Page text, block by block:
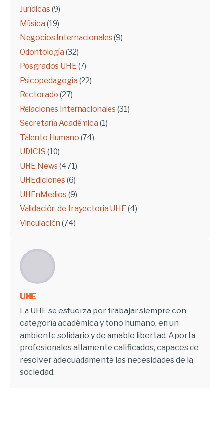
Jurídicas (9)
Música (19)
Negocios Internacionales (9)
Odontología (32)
Posgrados UHE(7)
Psicopedagogía (22)
Rectorado (27)
Relaciones Internacionales (31)
Secretaría Académica (1)
Talento Humano (74)
UDICIS (10)
UHE News (471)
UHEdiciones (6)
UHEnMedios (9)
Validación de trayectoria UHE(4)
Vinculación (74)
UHE
La UHE se esfuerza por trabajar siempre con
categoría académica y tono humano, en un
ambiente solidario y de amable libertad. Aporta
profesionales altamente calificados, capaces de
resolver adecuadamente las necesidades de la
sociedad.